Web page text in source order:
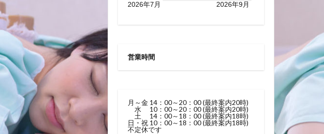
2026年7月
2026年9月
営業時間
月～金 14：00～20：00 (最終案内20時)
水 10：00～20：00 (最終案内20時)
土 14：00～18：00 (最終案内18時)
日・祝 10：00～18：00 (最終案内18時)
不定休です